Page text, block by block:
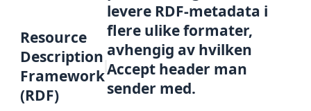
Resource
Description
Framework
(RDF)
levere RDF-metadata i
flere ulike formater,
avhengig av hvilken
Accept header man
sender med.